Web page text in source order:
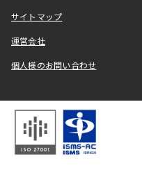
サイトマップ
運営会社
個人様のお問い合わせ